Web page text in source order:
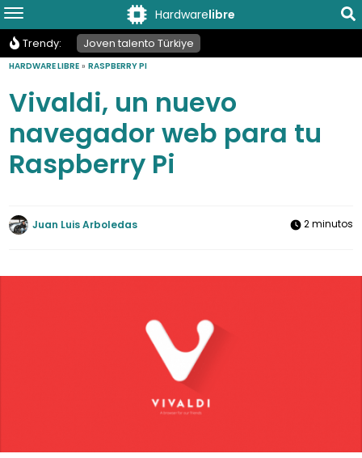
Hardwarelibre
Trendy: Joven talento Türkiye
HARDWARE LIBRE »RASPBERRY PI
Vivaldi, un nuevo
navegador web para tu
Raspberry Pi
Juan Luis Arboledas 2 minutos